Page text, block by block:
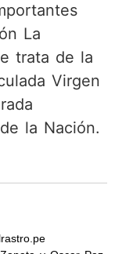
La
trata de la
Virgen
la Nación.